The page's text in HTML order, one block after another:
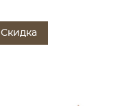
Скидка